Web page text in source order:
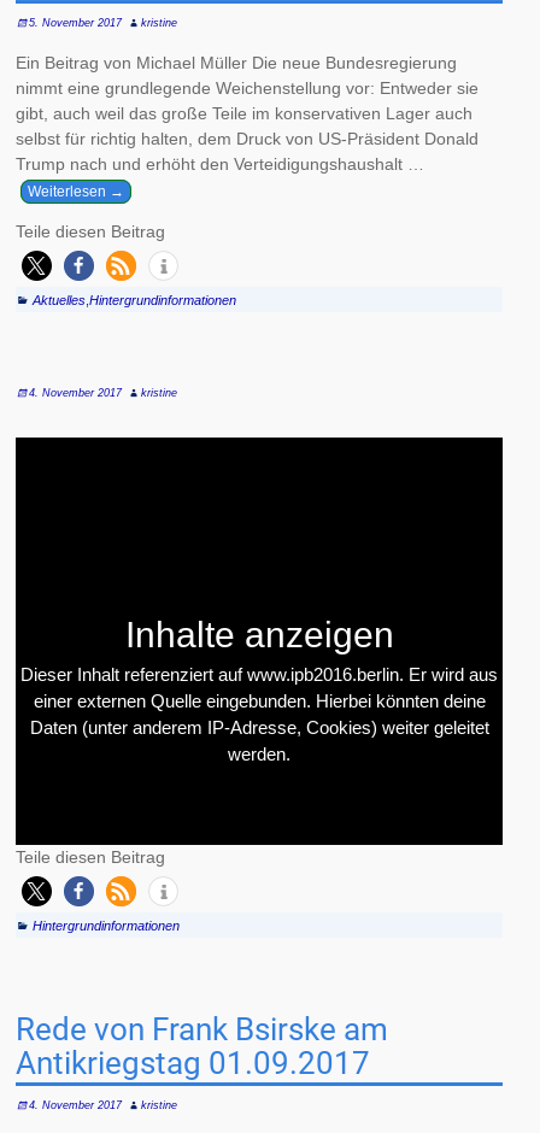
5. November 2017 kristine
Ein Beitrag von Michael Müller Die neue Bundesregierung
nimmt eine grundlegende Weichenstellung vor: Entweder sie
gibt, auch weil das große Teile im konservativen Lager auch
selbst für richtig halten, dem Druck von US-Präsident Donald
Trump nach und erhöht den Verteidigungshaushalt
Weiterlesen →
Teile diesen Beitrag
Aktuelles, Hintergrundinformationen
4. November 2017 kristine
Inhalte anzeigen
Dieser Inhalt referenziert auf www.ipb2016.berlin. Er wird aus
einer externen Quelle eingebunden. Hierbei könnten deine
Daten (unter anderem IP-Adresse, Cookies) weiter geleitet
werden.
Teile diesen Beitrag
Hintergrundinformationen
Rede von Frank Bsirske am
Antikriegstag 01.09.2017
4. November 2017 kristine